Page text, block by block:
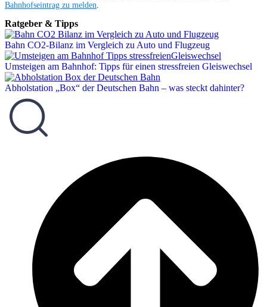
Bahnhofseintrag zu melden
Ratgeber & Tipps
Bahn CO2-Bilanz im Vergleich zu Auto und Flugzeug
Umsteigen am Bahnhof: Tipps für einen stressfreien Gleiswechsel
Abholstation „Box“ der Deutschen Bahn – was steckt dahinter?